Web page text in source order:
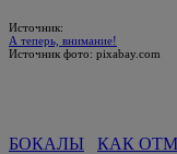
Источник:
А теперь, внимание!
Источник фото: pixabay.com
БОКАЛЫ КАК